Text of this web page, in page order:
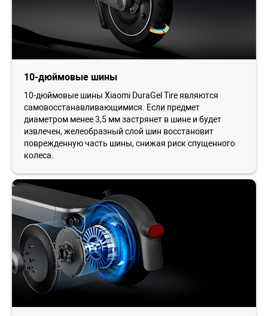
10-дюймовые шины
10-дюймовые шины Xiaomi DuraGel Tire являются
самовосстанавливающимися. Если предмет
диаметром менее 3,5 мм застрянет в шине и будет
извлечен, желеобразный слой шин восстановит
поврежденную часть шины, снижая риск спущенного
колеса.